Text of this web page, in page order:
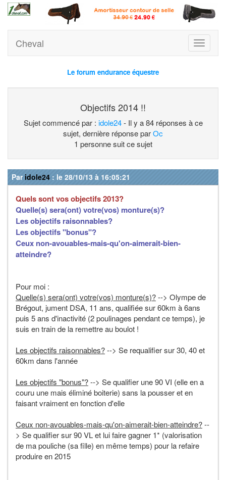
Toggle
Cheval
Le forum endurance équestre
Objectifs 2014 !!
Sujet commencé par : idole24- Il y a 84 réponses à ce
sujet, dernière réponse parOc
1 personne suit ce sujet
Par idole24 : le 28/10/13 à 16:05:21
Quels sont vos objectifs 2013?
Quelle(s) sera(ont) votre(vos) monture(s)?
Les objectifs raisonnables?
Les objectifs "bonus"?
Ceux non-avouables-mais-qu'on-aimerait-bien-
atteindre?
Pour moi :
Quelle(s) sera(ont) votre(vos) monture(s)?--> Olympe de
Brégout, jument DSA, 11 ans, qualifiée sur 60km à 6ans
puis 5 ans d'inactivité (2 poulinages pendant ce temps), je
suis en train de la remettre au boulot !
Les objectifs raisonnables?--> Se requalifier sur 30, 40 et
60km dans l'année
Les objectifs "bonus"?--> Se qualifier une 90 VI (elle en a
couru une mais éliminé boiterie) sans la pousser et en
faisant vraiment en fonction d'elle
Ceux non-avouables-mais-qu'on-aimerait-bien-atteindre?--
> Se qualifier sur 90 VL et lui faire gagner 1* (valorisation
de ma pouliche (sa fille) en même temps) pour la refaire
produire en 2015